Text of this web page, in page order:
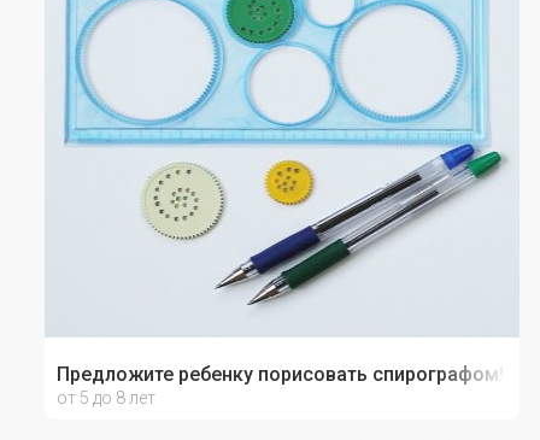
Предложите ребенку порисовать спирографом!
от 5 до 8 лет